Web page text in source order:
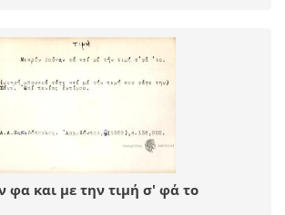
φα και με την τιμή σ' φά το